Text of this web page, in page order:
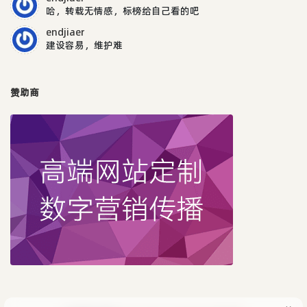
哈，转载无情感，标榜给自己看的吧
endjiaer
建设容易，维护难
赞助商